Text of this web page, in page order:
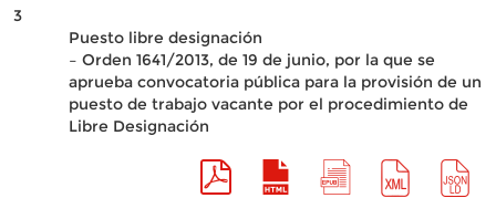
3
Puesto libre designación
– Orden 1641/2013, de 19 de junio, por la que se
aprueba convocatoria pública para la provisión de un
puesto de trabajo vacante por el procedimiento de
Libre Designación